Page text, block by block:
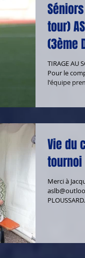
tour)
(3ème
TIRAGE AU
Pour le
l'équipe
Vie du
tournoi
Merci à